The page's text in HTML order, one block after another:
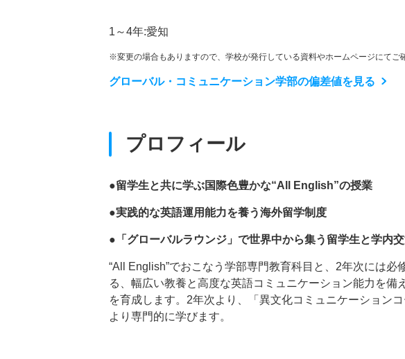
1～4年:愛知
※変更の場合もありますので、学校が発行している資料やホームページにてご
グローバル・コミュニケーション学部の偏差値を見る
プロフィール
●留学生と共に学ぶ国際色豊かな“All English”の授業
●実践的な英語運用能力を養う海外留学制度
●「グローバルラウンジ」で世界中から集う留学生と学内
“All English”でおこなう学部専門教育科目と、2年次には
る、幅広い教養と高度な英語コミュニケーション能力を備
を育成します。2年次より、「異文化コミュニケーション
より専門的に学びます。